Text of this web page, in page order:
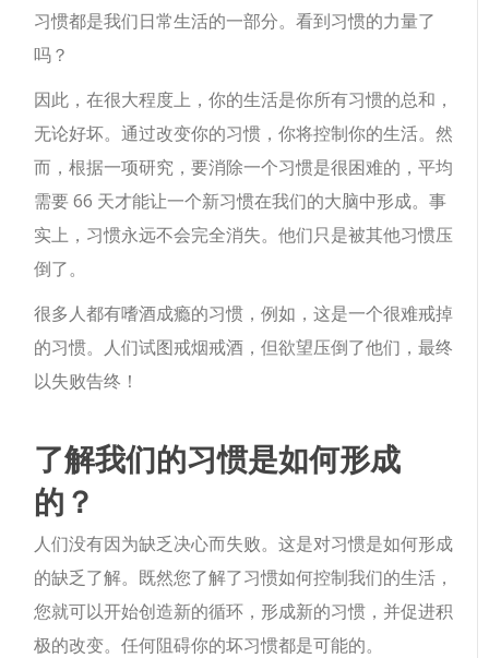
习惯都是我们日常生活的一部分。看到习惯的力量了
吗？
因此，在很大程度上，你的生活是你所有习惯的总和，
无论好坏。通过改变你的习惯，你将控制你的生活。然
而，根据一项研究，要消除一个习惯是很困难的，平均
需要 66 天才能让一个新习惯在我们的大脑中形成。事
实上，习惯永远不会完全消失。他们只是被其他习惯压
倒了。
很多人都有嗜酒成瘾的习惯，例如，这是一个很难戒掉
的习惯。人们试图戒烟戒​​酒，但欲望压倒了他们，最终
以失败告终！
了解我们的习惯是如何形成
的？
人们没有因为缺乏决心而失败。这是对习惯是如何形成
的缺乏了解。既然您了解了习惯如何控制我们的生活，
您就可以开始创造新的循环，形成新的习惯，并促进积
极的改变。任何阻碍你的坏习惯都是可能的。